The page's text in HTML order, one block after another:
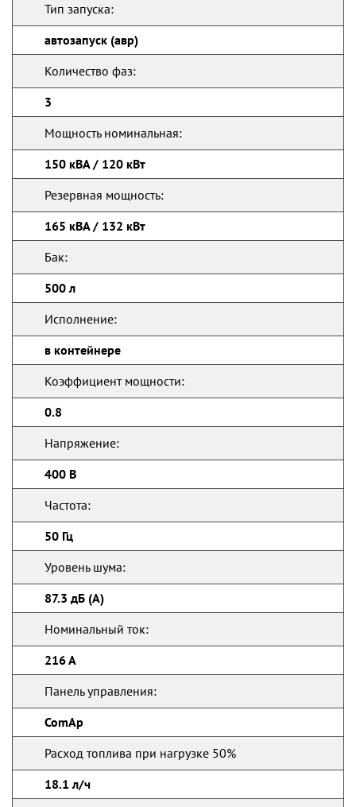
Тип запуска:
автозапуск (авр)
Количество фаз:
3
Мощность номинальная:
150 кВА / 120 кВт
Резервная мощность:
165 кВА / 132 кВт
Бак:
500 л
Исполнение:
в контейнере
Коэффициент мощности:
0.8
Напряжение:
400 В
Частота:
50 Гц
Уровень шума:
87.3 дБ (А)
Номинальный ток:
216 А
Панель управления:
ComAp
Расход топлива при нагрузке 50%
18.1 л/ч